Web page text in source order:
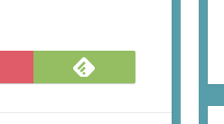
Feedly
で